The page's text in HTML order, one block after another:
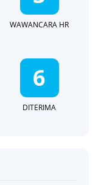
WAWANCARA HR
6
DITERIMA